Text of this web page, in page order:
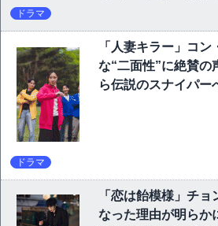
ドラマ
「人妻キラー」コ
な“二面性”に絶賛の
ら伝説のスナイパー
ドラマ
「恋は飴模様」チ
なった理由が明らか